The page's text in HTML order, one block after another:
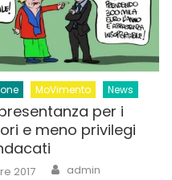
MoVimento News
per i
e meno privilegi
2017 Author
admin